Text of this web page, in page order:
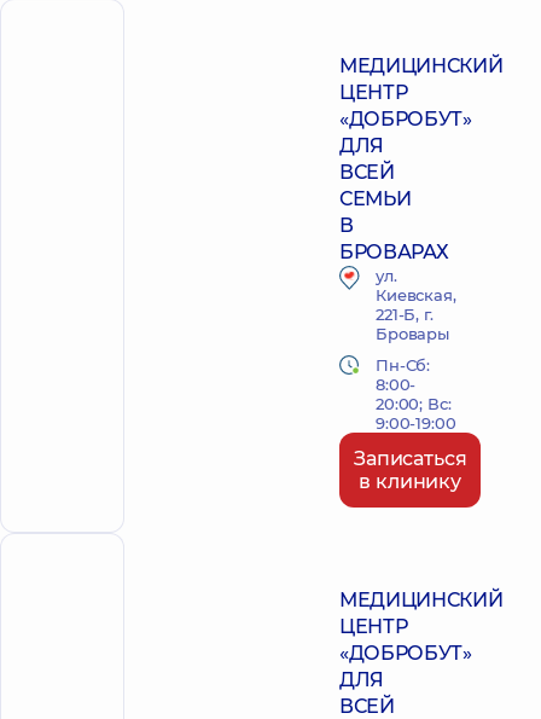
МЕДИЦИНСКИЙ
ЦЕНТР
«ДОБРОБУТ»
ДЛЯ
ВСЕЙ
СЕМЬИ
В
БРОВАРАХ
ул.
Киевская,
221-Б, г.
Бровары
Пн-Сб:
8:00-
20:00; Вс:
9:00-19:00
Записаться
в клинику
МЕДИЦИНСКИЙ
ЦЕНТР
«ДОБРОБУТ»
ДЛЯ
ВСЕЙ